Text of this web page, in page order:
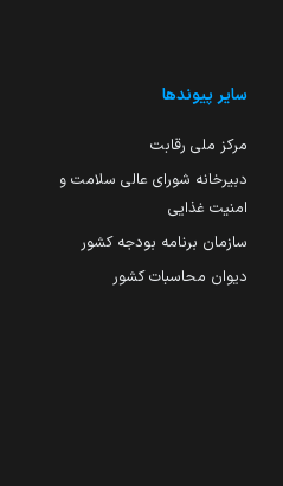
سایر پیوندها
مرکز ملی رقابت
دبیرخانه شورای عالی سلامت و
امنیت غذایی
سازمان برنامه بودجه کشور
دیوان محاسبات کشور